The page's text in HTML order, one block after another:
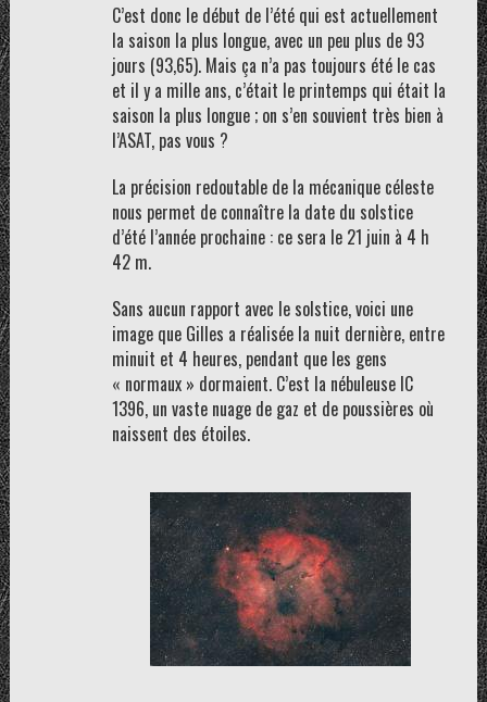
C’est donc le début de l’été qui est actuellement
la saison la plus longue, avec un peu plus de 93
jours (93,65). Mais ça n’a pas toujours été le cas
et il y a mille ans, c’était le printemps qui était la
saison la plus longue ; on s’en souvient très bien à
l’ASAT, pas vous ?
La précision redoutable de la mécanique céleste
nous permet de connaître la date du solstice
d’été l’année prochaine : ce sera le 21 juin à 4 h
42 m.
Sans aucun rapport avec le solstice, voici une
image que Gilles a réalisée la nuit dernière, entre
minuit et 4 heures, pendant que les gens
« normaux » dormaient. C’est la nébuleuse IC
1396, un vaste nuage de gaz et de poussières où
naissent des étoiles.